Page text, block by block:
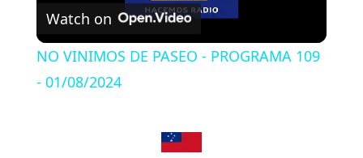
y
Watch on
NO VINIMOS DE PASEO - PROGRAMA 109
- 01/08/2024